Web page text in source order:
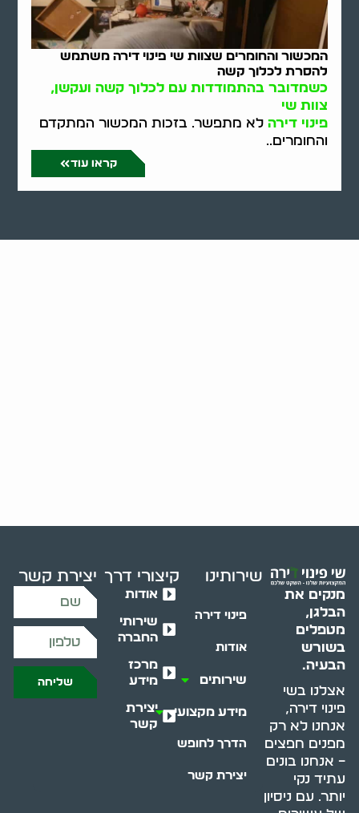
המכשור והחומרים שצוות שי פינוי דירה משתמש
להסרת לכלוך קשה
כשמדובר בהתמודדות עם לכלוך קשה ועקשן,
צוות שי
פינוי דירה לא מתפשר. בזכות המכשור המתקדם
והחומרים..
קראו עוד
מנקים את
הבלגן,
מטפלים
בשורש
הבעיה.
אצלנו בשי
פינוי דירה,
אנחנו לא רק
מפנים חפצים
– אנחנו בונים
עתיד נקי
יותר. עם ניסיון
שירותינו
פינוי דירה
אודות
שירותים
מידע מקצועי
הדרך לחופש
יצירת קשר
קיצורי דרך
אודות
שירותי
החברה
מרכז
מידע
יצירת
קשר
יצירת קשר
שליחה